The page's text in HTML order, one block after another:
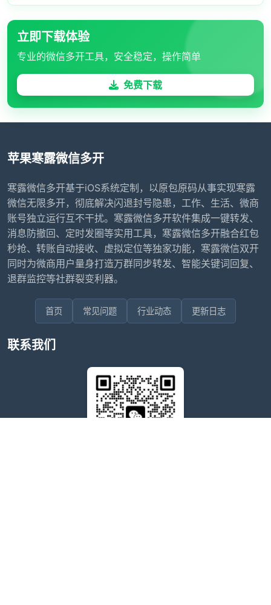
立即下载体验
专业的微信多开工具，安全稳定，操作简单
免费下载
苹果寒露微信多开
寒露微信多开基于iOS系统定制，以原包原码从事实现寒露
微信无限多开，彻底解决闪退封号隐患，工作、生活、微商
账号独立运行互不干扰。寒露微信多开软件集成一键转发、
消息防撤回、定时发圈等实用工具，寒露微信多开融合红包
秒抢、转账自动接收、虚拟定位等独家功能，寒露微信双开
同时为微商用户量身打造万群同步转发、智能关键词回复、
退群监控等社群裂变利器。
首页 常见问题 行业动态 更新日志
联系我们